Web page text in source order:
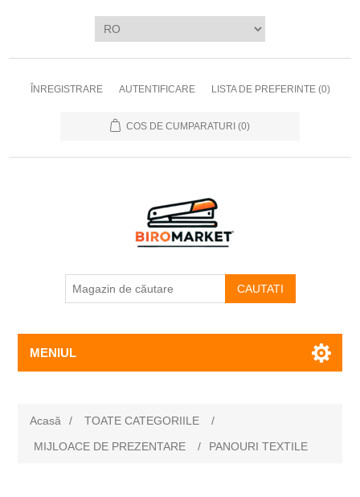
ÎNREGISTRARE AUTENTIFICARE LISTA DE PREFERINTE (0)
COS DE CUMPARATURI (0)
CAUTATI
MENIUL
Acasă / TOATE CATEGORIILE
/
MIJLOACE DE PREZENTARE
/ PANOURI TEXTILE